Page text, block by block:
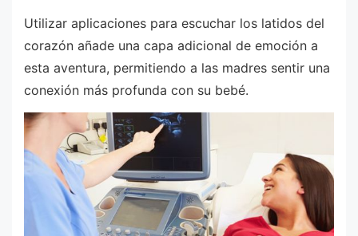
Utilizar aplicaciones para escuchar los latidos del
corazón añade una capa adicional de emoción a
esta aventura, permitiendo a las madres sentir una
conexión más profunda con su bebé.